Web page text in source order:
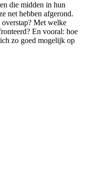
die midden in hun
net hebben afgerond.
Met welke
En vooral: hoe
zo goed mogelijk op